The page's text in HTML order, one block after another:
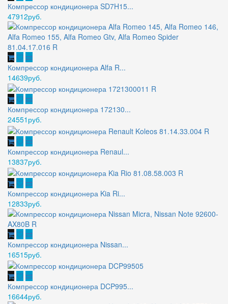
Компрессор кондиционера SD7H15...
47912руб.
Компрессор кондиционера Alfa R...
14639руб.
Компрессор кондиционера 172130...
24551руб.
Компрессор кондиционера Renaul...
13837руб.
Компрессор кондиционера Kia Ri...
12833руб.
Компрессор кондиционера Nissan...
16515руб.
Компрессор кондиционера DCP995...
16644руб.